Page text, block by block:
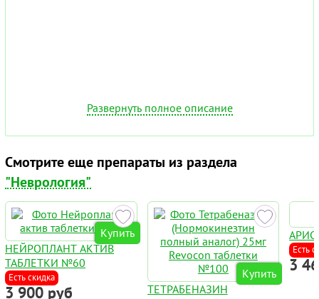
Развернуть полное описание
Смотрите еще препараты из раздела
"Неврология"
Купить
НЕЙРОПЛАНТ АКТИВ
ТАБЛЕТКИ №60
Есть скидка
3 900 руб
Купить
ТЕТРАБЕНАЗИН
Есть
3